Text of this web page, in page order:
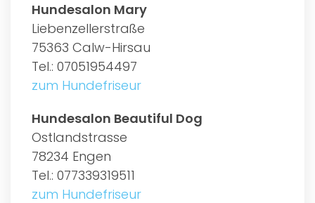
Hundesalon Mary
Liebenzellerstraße
75363 Calw-Hirsau
Tel.: 07051954497
zum Hundefriseur
Hundesalon Beautiful Dog
Ostlandstrasse
78234 Engen
Tel.: 077339319511
zum Hundefriseur